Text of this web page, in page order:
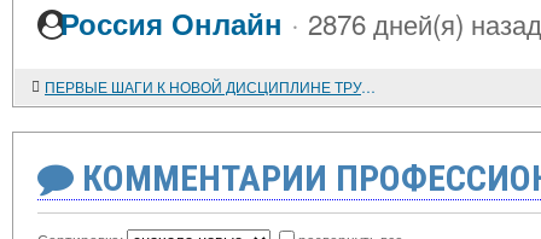
Россия Онлайн · 2876 дней(я) назад
ПЕРВЫЕ ШАГИ К НОВОЙ ДИСЦИПЛИНЕ ТРУДА (ОКТЯБРЬ 1917 - 1920 гг.)
КОММЕНТАРИИ